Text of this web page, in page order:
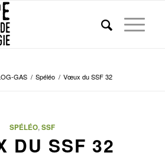
GAS / Spéléo / Vœux du SSF 32
SPÉLÉO,SSF
DU SSF 32